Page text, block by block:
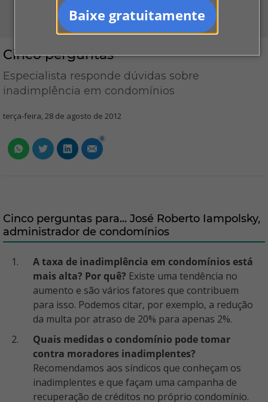
Baixe gratuitamente
Cinco perguntas
Especialista responde dúvidas sobre
inadimplência em condomínios
terça-feira, 28 de agosto de 2012
0
Cinco perguntas para... José Roberto Iampolsky,
administrador de condomínios
A taxa de inadimplência em condomínios está
mais alta? Por quê? Existe uma tendência no
aumento e são vários fatores que contribuem
para isso. Podemos citar, por exemplo, a redução
da multa por atraso de 20% para apenas 2%.
Quais medidas o condomínio pode tomar
contra moradores inadimplentes?
Recomendamos aos síndicos que conheçam os
inadimplentes e que façam uma campanha de
recuperação de créditos no próprio condomínio.